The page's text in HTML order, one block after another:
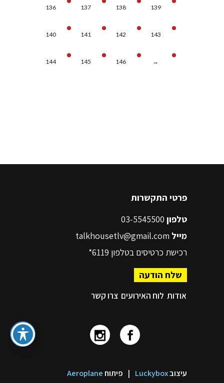
136 137 138 139
140 141 142 143
144 145 146 →
פרטי התקשרות
טלפון
מייל talkhousetlv@gmail.com
רכישת כרטיסים בטלפון 6119*
שלח הודעה
אודות לוח האירועים צרו קשר
עיצובLuckybox
| פיתוח Aeroplane